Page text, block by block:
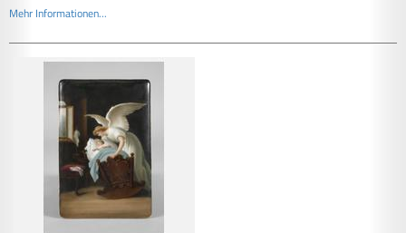
Mehr Informationen...